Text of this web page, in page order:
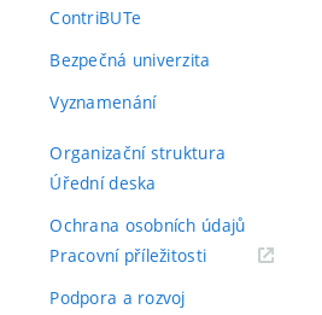
ContriBUTe
Bezpečná univerzita
Vyznamenání
Organizační struktura
Úřední deska
Ochrana osobních údajů
Pracovní příležitosti(externí
Podpora a rozvoj